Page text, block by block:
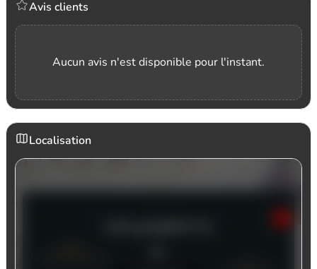
Avis clients
Aucun avis n'est disponible pour l'instant.
Localisation